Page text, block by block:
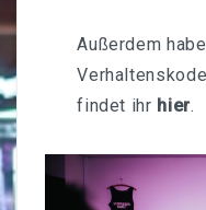
Nachbar-Machbar
Unsere Freund:innen
UNSER LADEN
Außerdem
findet ihr hier.